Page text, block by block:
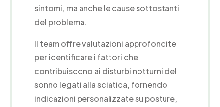
sintomi, ma anche le cause sottostanti
del problema.
Il team offre valutazioni approfondite
per identificare i fattori che
contribuiscono ai disturbi notturni del
sonno legati alla sciatica, fornendo
indicazioni personalizzate su posture,